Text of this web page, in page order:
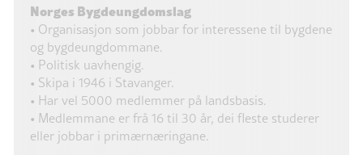
Norges Bygdeungdomslag
• Organisasjon som jobbar for interessene til bygdene
og bygdeungdommane.
• Politisk uavhengig.
• Skipa i 1946 i Stavanger.
• Har vel 5000 medlemmer på landsbasis.
• Medlemmane er frå 16 til 30 år, dei fleste studerer
eller jobbar i primærnæringane.